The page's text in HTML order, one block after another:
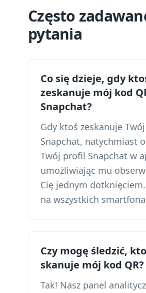
Często
pytania
Co się dzieje, gdy
zeskanuje mój kod
Snapchat?
Gdy ktoś zeskanuje
Snapchat, natychmiast
Twój profil Snapchat w
umożliwiając mu
Cię jednym dotknięciem.
na wszystkich
Czy mogę śledzić, kto
skanuje mój kod QR?
Tak! Nasz panel